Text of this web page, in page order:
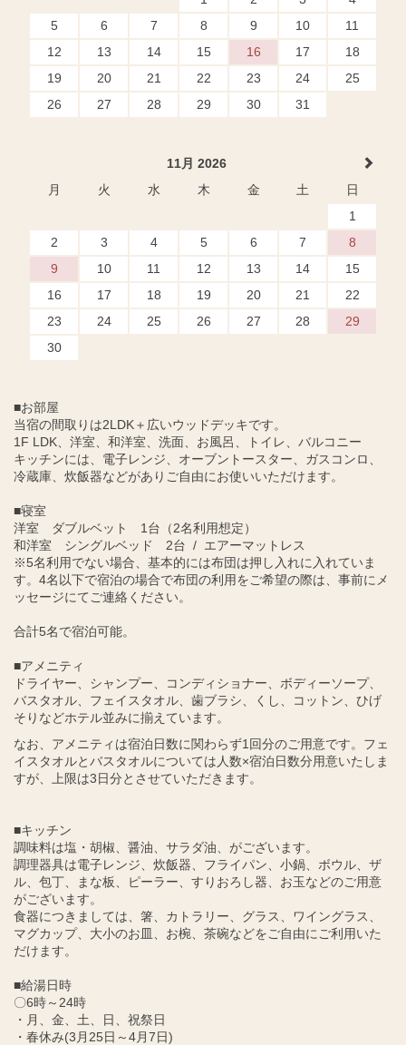
5
6 7 8 9 10
11
12
13 14 15 16 17
18
19
20 21 22 23 24
25
26
27 28 29 30 31
11月 2026
月
火 水 木 金 土
日
1
2
3 4 5 6 7
8
9
10 11 12 13 14
15
16
17 18 19 20 21
22
23
24 25 26 27 28
29
30
■お部屋
当宿の間取りは2LDK＋広いウッドデッキです。
1F LDK、洋室、和洋室、洗面、お風呂、トイレ、バルコニー
キッチンには、電子レンジ、オーブントースター、ガスコンロ、
冷蔵庫、炊飯器などがありご自由にお使いいただけます。
■寝室
洋室 ダブルベット 1台（2名利用想定）
和洋室 シングルベッド 2台 / エアーマットレス
※5名利用でない場合、基本的には布団は押し入れに入れていま
す。4名以下で宿泊の場合で布団の利用をご希望の際は、事前にメ
ッセージにてご連絡ください。
合計5名で宿泊可能。
■アメニティ
ドライヤー、シャンプー、コンディショナー、ボディーソープ、
バスタオル、フェイスタオル、歯ブラシ、くし、コットン、ひげ
そりなどホテル並みに揃えています。
なお、アメニティは宿泊日数に関わらず1回分のご用意です。フェ
イスタオルとバスタオルについては人数×宿泊日数分用意いたしま
すが、上限は3日分とさせていただきます。
■キッチン
調味料は塩・胡椒、醤油、サラダ油、がございます。
調理器具は電子レンジ、炊飯器、フライパン、小鍋、ボウル、ザ
ル、包丁、まな板、ピーラー、すりおろし器、お玉などのご用意
がございます。
食器につきましては、箸、カトラリー、グラス、ワイングラス、
マグカップ、大小のお皿、お椀、茶碗などをご自由にご利用いた
だけます。
■給湯日時
〇6時～24時
・月、金、土、日、祝祭日
・春休み(3月25日～4月7日)